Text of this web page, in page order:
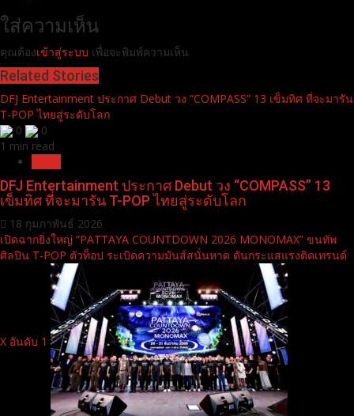
ใส่ความเห็น
คุณต้องเข้าสู่ระบบ เพื่อจะพิมพ์ความเห็น
Related Stories
DFJ Entertainment ประกาศ Debut วง “COMPASS” 13 เข็มทิศ ที่จะมารัน
T-POP ไทยสู่ระดับโลก
0
0
1 min read
DFJ Entertainment ประกาศ Debut วง “COMPASS” 13
เข็มทิศ ที่จะมารัน T-POP ไทยสู่ระดับโลก
18 กุมภาพันธ์ 2026
เปิดฉากยิ่งใหญ่ “PATTAYA COUNTDOWN 2026 MONOMAX” ขนทัพ
ศิลปิน T-POP ตัวท็อป ระเบิดความมันส์สนั่นหาด ดันกระแสแรงติดเทรนด์
X อันดับ 1